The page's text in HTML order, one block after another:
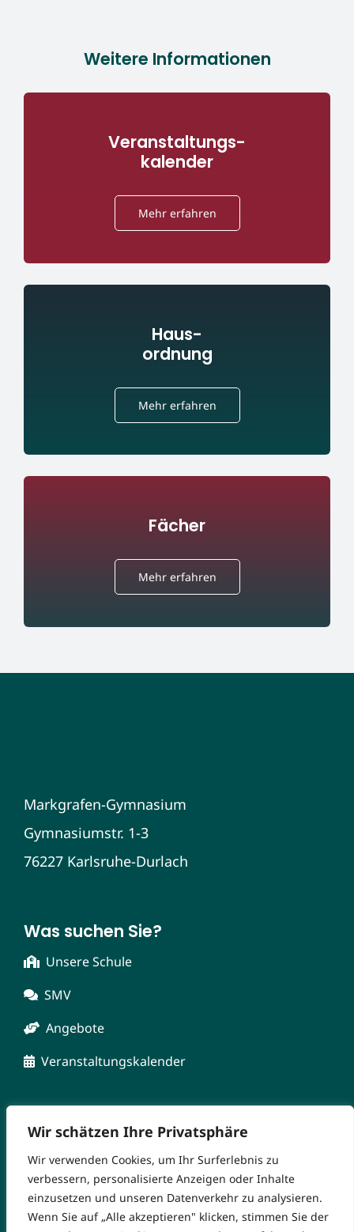
Wir schätzen Ihre Privatsphäre
Wir verwenden Cookies, um Ihr Surferlebnis zu
verbessern, personalisierte Anzeigen oder Inhalte
einzusetzen und unseren Datenverkehr zu analysieren.
Wenn Sie auf „Alle akzeptieren" klicken, stimmen Sie der
Weitere Informationen
Veranstaltungs-
kalender
Mehr erfahren
Haus-
ordnung
Mehr erfahren
Fächer
Mehr erfahren
Markgrafen-Gymnasium
Gymnasiumstr. 1-3
76227 Karlsruhe-Durlach
Was suchen Sie?
Unsere Schule
SMV
Angebote
Veranstaltungskalender
© Copyright 2026 Markgrafen-Gymnasium. Alle Rechte